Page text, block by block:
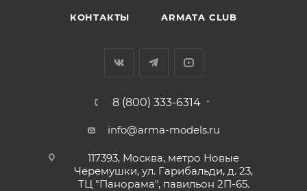
КОНТАКТЫ ARMATA CLUB
8 (800) 333-6314
info@arma-models.ru
117393, Москва, метро Новые
Черемушки, ул. Гарибальди, д. 23,
ТЦ "Панорама", павильон 2П-65.